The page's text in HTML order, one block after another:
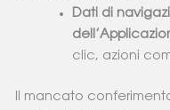
Dati di
clic, azioni
Il mancato